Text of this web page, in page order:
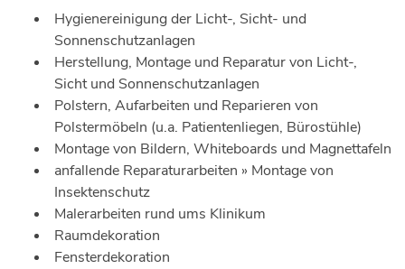
Hygienereinigung der Licht-, Sicht- und
Sonnenschutzanlagen
Herstellung, Montage und Reparatur von Licht-,
Sicht und Sonnenschutzanlagen
Polstern, Aufarbeiten und Reparieren von
Polstermöbeln (u.a. Patientenliegen, Bürostühle)
Montage von Bildern, Whiteboards und Magnettafeln
anfallende Reparaturarbeiten » Montage von
Insektenschutz
Malerarbeiten rund ums Klinikum
Raumdekoration
Fensterdekoration